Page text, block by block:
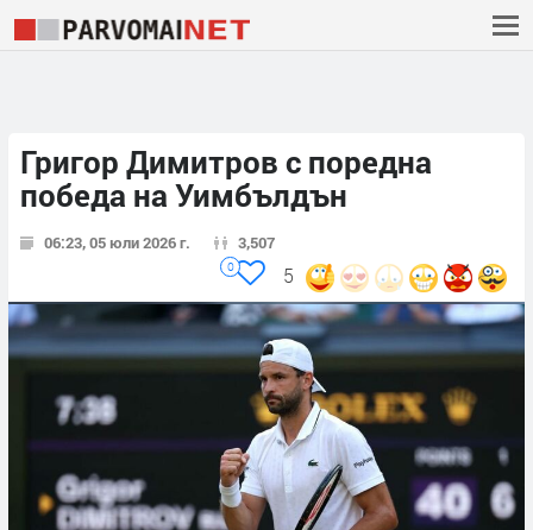
Григор Димитров с поредна
победа на Уимбълдън
06:23, 05 юли 2026 г. 3,507
5
0